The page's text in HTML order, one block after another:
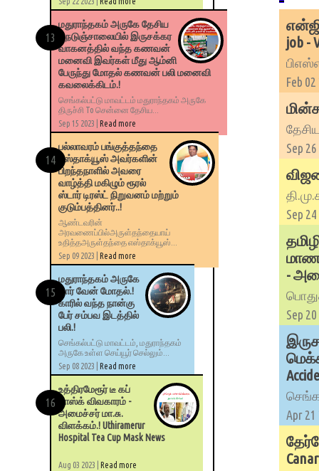
job -
Feb
Sep
Sep
-
Sep
Apr
மதுராந்தகம் அருகே தேசிய
நெடுஞ்சாலையில் இருசக்கர
வாகனத்தில் வந்த கணவன்
மனைவி இவர்கள் மீது ஆம்னி
பேருந்து மோதல் கணவன் பலி மனைவி
கவலைக்கிடம்.!
செங்கல்பட்டு மாவட்டம் மதுராந்தகம் அருகே
திருச்சி To சென்னை தேசிய...
Sep 15 2023 | Read more
பல்லாவரம் பங்குத்தந்தை
எஸ்தாக்யூஸ் அவர்களின்
பிறந்தநாளில் அவரை
வாழ்த்தி மகிழும் ரூரல்
ஸ்டார் டிரஸ்ட் நிறுவனம் மற்றும்
குடும்பத்தினர்..!
ஆண்டவரின்
அரவணைப்பில்அருள்தந்தையாய்
உதித்தஅருள்தந்தை எஸ்தாக்யூஸ்...
Sep 09 2023 | Read more
மதுராந்தகம் அருகே
கார் வேன் மோதல்.!
காரில் வந்த நான்கு
பேர் சம்பவ இடத்தில்
பலி.!
செங்கல்பட்டு மாவட்டம், மதுராந்தகம்
அருகே உள்ள செய்யூர் செல்லும்...
Sep 08 2023 | Read more
உத்திரமேரூர் டீ கப்
மாஸ்க் விவகாரம் -
அமைச்சர் மா.சு.
விளக்கம்.! Uthiramerur
Hospital Tea Cup Mask News
Aug 03 2023 | Read more